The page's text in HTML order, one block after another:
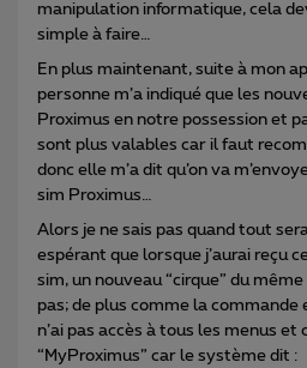
manipulation informatique, cela
simple à faire…
En plus maintenant, suite à mon
personne m’a indiqué que les
Proximus en notre possession et
sont plus valables car il faut
donc elle m’a dit qu’on va
sim Proximus…
Alors je ne sais pas quand tout
espérant que lorsque j’aurai reçu
sim, un nouveau “cirque” du
pas; de plus comme la commande
n’ai pas accès à tous les menus et
“MyProximus” car le système dit :